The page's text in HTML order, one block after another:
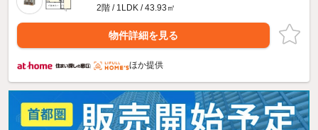
2階 / 1LDK / 43.93㎡
物件詳細を見る
ほか提供